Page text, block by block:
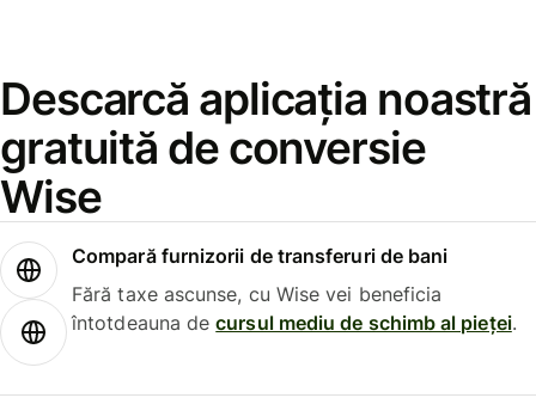
Descarcă aplicația noastră
gratuită de conversie
Wise
Compară furnizorii de transferuri de bani
Fără taxe ascunse, cu Wise vei beneficia
întotdeauna decursul mediu de schimb al pieței.